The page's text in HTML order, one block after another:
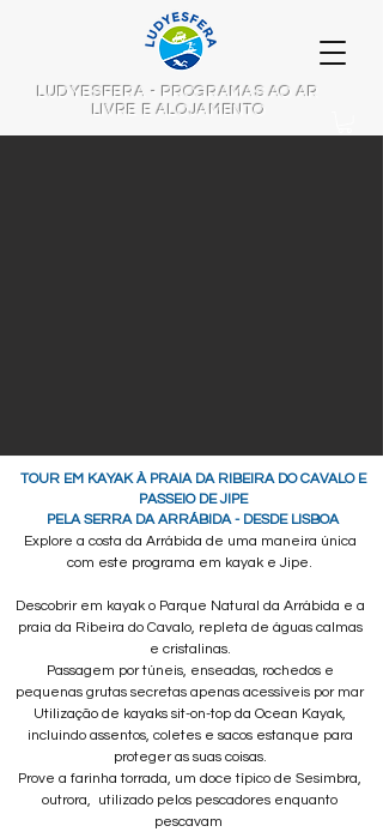
LUDYESFERA - PROGRAMAS AO AR
LIVRE E ALOJAMENTO
TOUR EM KAYAK À PRAIA DA RIBEIRA DO CAVALO E
PASSEIO DE JIPE
PELA SERRA DA ARRÁBIDA - DESDE LISBOA
Explore a costa da Arrábida de uma maneira única
com este programa em kayak e Jipe.
Descobrir em kayak o Parque Natural da Arrábida e a
praia da Ribeira do Cavalo, repleta de águas calmas
e cristalinas.
Passagem por túneis, enseadas, rochedos e
pequenas grutas secretas apenas acessíveis por mar
Utilização de kayaks sit-on-top da Ocean Kayak,
incluindo assentos, coletes e sacos estanque para
proteger as suas coisas.
Prove a farinha torrada, um doce típico de Sesimbra,
outrora, utilizado pelos pescadores enquanto
pescavam